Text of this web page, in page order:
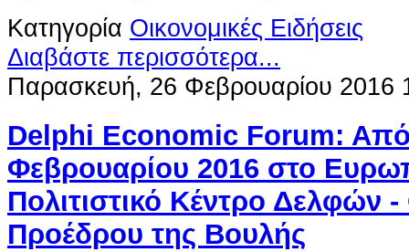
Κατηγορία Οικονομικές Ειδήσεις
Διαβάστε περισσότερα...
Παρασκευή, 26 Φεβρουαρίου 2016
Delphi Economic Forum:
Φεβρουαρίου 2016 στο
Πολιτιστικό Κέντρο Δελφών -
Προέδρου της Βουλής